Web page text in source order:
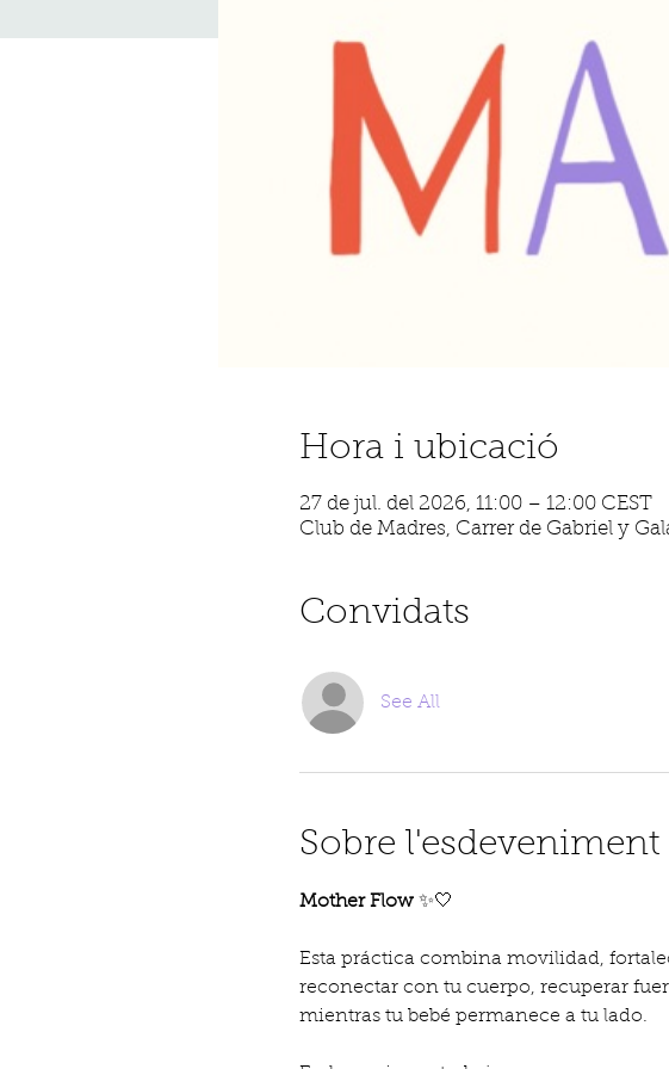
Hora i ubicació
27 de jul. del 2026, 11:00 – 12:00 CEST
Club de Madres, Carrer de Gabriel y
Convidats
See All
Sobre l'esdeveniment
Mother Flow ✨🤍
Esta práctica combina movilidad,
reconectar con tu cuerpo, recuperar
mientras tu bebé permanece a tu lado.